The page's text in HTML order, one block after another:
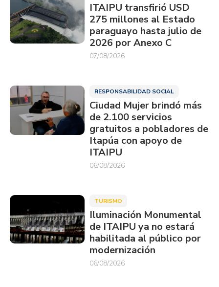
ITAIPU transfirió USD
275 millones al Estado
paraguayo hasta julio de
2026 por Anexo C
07/08/2026
RESPONSABILIDAD SOCIAL
Ciudad Mujer brindó más
de 2.100 servicios
gratuitos a pobladores de
Itapúa con apoyo de
ITAIPU
06/08/2026
TURISMO
Iluminación Monumental
de ITAIPU ya no estará
habilitada al público por
modernización
06/08/2026